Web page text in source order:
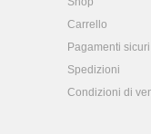
Carrello
Pagamenti sicuri
Spedizioni
Condizioni di